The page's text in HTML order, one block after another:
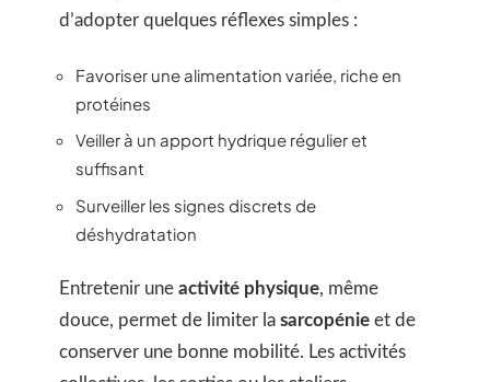
d’adopter quelques réflexes simples :
Favoriser une alimentation variée, riche en
protéines
Veiller à un apport hydrique régulier et
suffisant
Surveiller les signes discrets de
déshydratation
Entretenir une activité physique, même
douce, permet de limiter la sarcopénie et de
conserver une bonne mobilité. Les activités